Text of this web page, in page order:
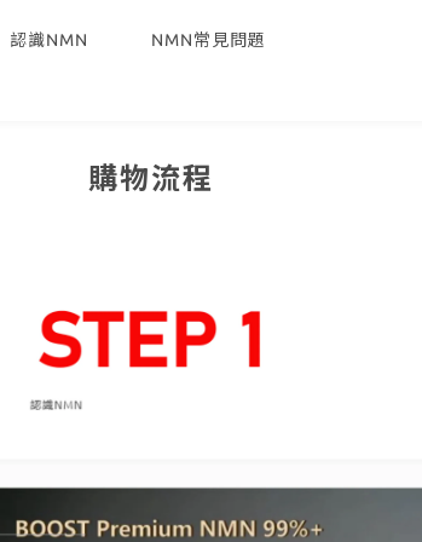
認識NMN NMN常見問題
購物流程